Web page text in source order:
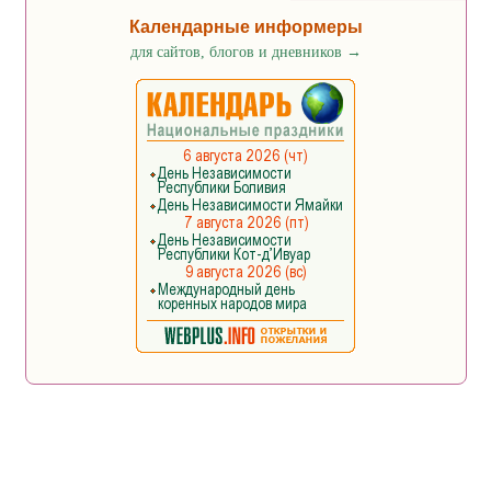
Календарные информеры
для сайтов, блогов и дневников →